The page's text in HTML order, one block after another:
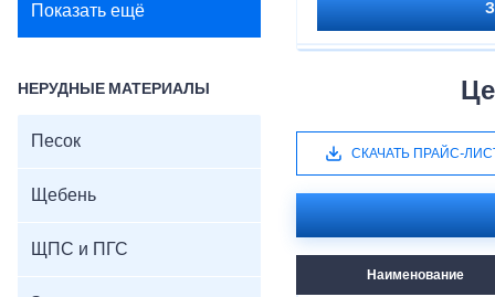
Показать ещё
НЕРУДНЫЕ МАТЕРИАЛЫ
Песок
Щебень
ЩПС и ПГС
СКАЧАТЬ ПРАЙС-
Наименование